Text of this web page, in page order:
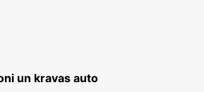
un kravas auto